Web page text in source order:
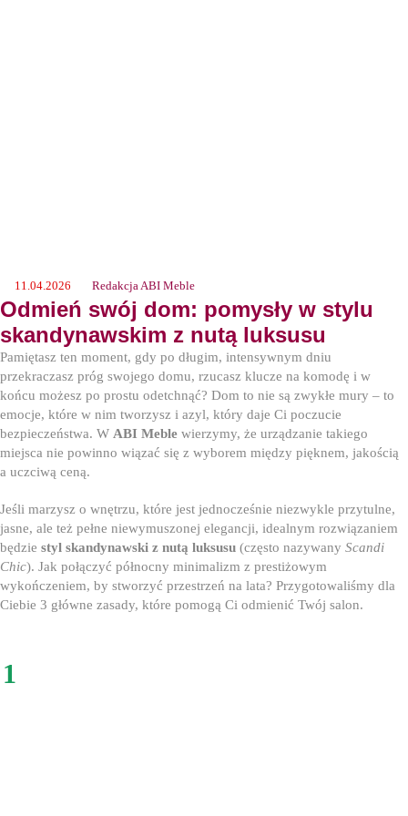
11.04.2026 Redakcja ABI Meble
Odmień swój dom: pomysły w stylu
skandynawskim z nutą luksusu
Pamiętasz ten moment, gdy po długim, intensywnym dniu
przekraczasz próg swojego domu, rzucasz klucze na komodę i w
końcu możesz po prostu odetchnąć? Dom to nie są zwykłe mury – to
emocje, które w nim tworzysz i azyl, który daje Ci poczucie
bezpieczeństwa. W ABI Meble wierzymy, że urządzanie takiego
miejsca nie powinno wiązać się z wyborem między pięknem, jakością
a uczciwą ceną.
Jeśli marzysz o wnętrzu, które jest jednocześnie niezwykle przytulne,
jasne, ale też pełne niewymuszonej elegancji, idealnym rozwiązaniem
będzie styl skandynawski z nutą luksusu (często nazywany Scandi
Chic). Jak połączyć północny minimalizm z prestiżowym
wykończeniem, by stworzyć przestrzeń na lata? Przygotowaliśmy dla
Ciebie 3 główne zasady, które pomogą Ci odmienić Twój salon.
1